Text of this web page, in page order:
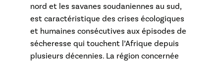
nord et les savanes soudaniennes au sud,
est caractéristique des crises écologiques
et humaines consécutives aux épisodes de
sécheresse qui touchent l’Afrique depuis
plusieurs décennies. La région concernée